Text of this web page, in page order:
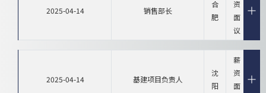
2025-04-14 销售部长
合
肥
资
面
议
2025-04-14 基建项目负责人
沈
阳
薪
资
面